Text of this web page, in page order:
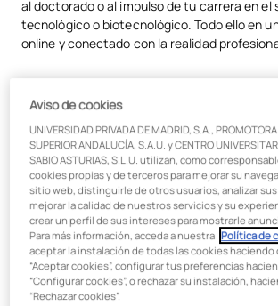
al doctorado o al impulso de tu carrera en el
tecnológico o biotecnológico. Todo ello en
online y conectado con la realidad
¿Qué vas a aprender en
en Bioinformática de
Sumérgete en un plan de estudios
análisis de datos biológicos, programación
artificial, con una visión integral del impacto
bioinformática en la salud, la biotecnología
humano. Prepárate para liderar un campo
y el futuro de la medicina personalizada y la
biomédicos.
Aviso de cookies
UNIVERSIDAD PRIVADA DE MADRID, S.A.,
SUPERIOR ANDALUCÍA, S.A.U. y CENTRO
SABIO ASTURIAS, S.L.U. utilizan, como
cookies propias y de terceros para mejorar su
sitio web, distinguirle de otros usuarios, analizar
mejorar la calidad de nuestros servicios y su
crear un perfil de sus intereses para mostrarle
Para más información, acceda a nuestra Política de
aceptar la instalación de todas las cookies haciendo
“Aceptar cookies”, configurar tus preferencias
“Configurar cookies”, o rechazar su instalación,
“Rechazar cookies”.